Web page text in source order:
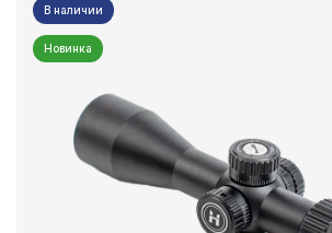
В наличии
Новинка